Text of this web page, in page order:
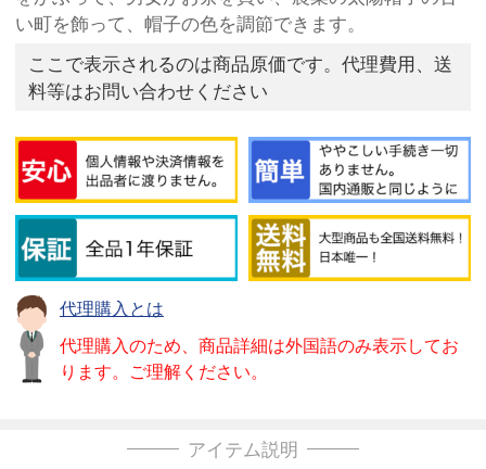
い町を飾って、帽子の色を調節できます。
ここで表示されるのは商品原価です。代理費用、送
料等はお問い合わせください
代理購入とは
代理購入のため、商品詳細は外国語のみ表示してお
ります。ご理解ください。
アイテム説明